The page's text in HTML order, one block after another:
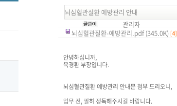
뇌심혈관질환 예방관리 안내
관리자
뇌심혈관질환-예방관리.pdf (345.0K) [4]
안녕하십니까,
육경환 부장입니다.
뇌심혈관질환 예방관리 안내문 첨부 드리오니,
업무 전, 필히 정독해주시길 바랍니다.